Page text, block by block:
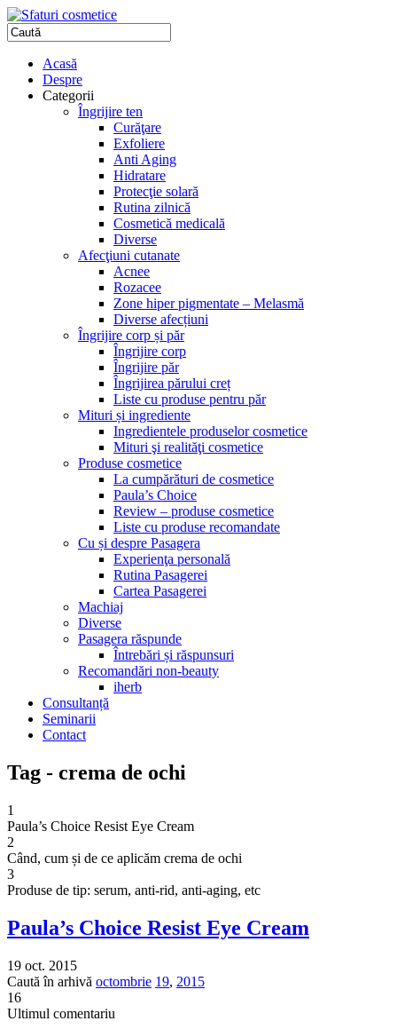
Acasă
Despre
Categorii
Îngrijire ten
Curăţare
Exfoliere
Anti Aging
Hidratare
Protecţie solară
Rutina zilnică
Cosmetică medicală
Diverse
Afecţiuni cutanate
Acnee
Rozacee
Zone hiper pigmentate – Melasmă
Diverse afecțiuni
Îngrijire corp și păr
Îngrijire corp
Îngrijire păr
Îngrijirea părului creț
Liste cu produse pentru păr
Mituri și ingrediente
Ingredientele produselor cosmetice
Mituri şi realităţi cosmetice
Produse cosmetice
La cumpărături de cosmetice
Paula’s Choice
Review – produse cosmetice
Liste cu produse recomandate
Cu și despre Pasagera
Experienţa personală
Rutina Pasagerei
Cartea Pasagerei
Machiaj
Diverse
Pasagera răspunde
Întrebări și răspunsuri
Recomandări non-beauty
iherb
Consultanță
Seminarii
Contact
Tag - crema de ochi
1
Paula’s Choice Resist Eye Cream
2
Când, cum și de ce aplicăm crema de ochi
3
Produse de tip: serum, anti-rid, anti-aging, etc
Paula’s Choice Resist Eye Cream
19 oct. 2015
Caută în arhivă octombrie 19, 2015
16
Ultimul comentariu